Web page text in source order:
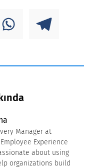
Manager at
Experience
about using
organizations build